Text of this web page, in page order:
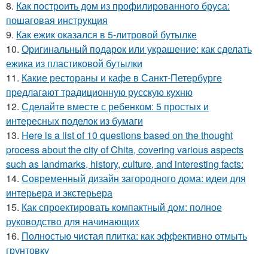
8. Как построить дом из профилированного бруса:
пошаговая инструкция
9. Как ежик оказался в 5-литровой бутылке
10. Оригинальный подарок или украшение: как сделать
ежика из пластиковой бутылки
11. Какие рестораны и кафе в Санкт-Петербурге
предлагают традиционную русскую кухню
12. Сделайте вместе с ребенком: 5 простых и
интересных поделок из бумаги
13. Here is a list of 10 questions based on the thought
process about the city of Chita, covering various aspects
such as landmarks, history, culture, and interesting facts:
14. Современный дизайн загородного дома: идеи для
интерьера и экстерьера
15. Как спроектировать компактный дом: полное
руководство для начинающих
16. Полностью чистая плитка: как эффективно отмыть
грунтовку